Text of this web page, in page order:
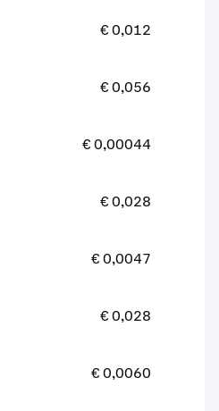
€ 0,012
€ 0,056
€ 0,00044
€ 0,028
€ 0,0047
€ 0,028
€ 0,0060